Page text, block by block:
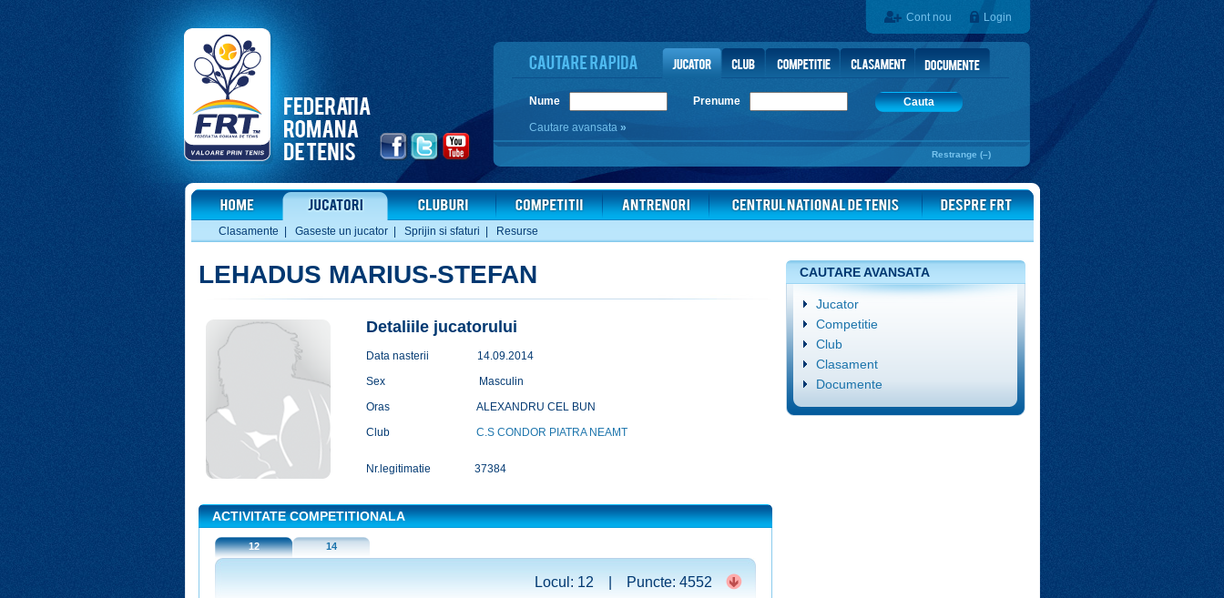
Cont nou Login
Nume Prenume
Cauta
Cautare avansata »
Restrange (–)
Clasamente Gaseste un jucator| Sprijin si sfaturi Resurse
LEHADUS MARIUS-STEFAN
Detaliile jucatorului
Data nasterii
14.09.2014
Sex
Masculin
Oras
ALEXANDRU CEL BUN
Club
C.S CONDOR PIATRA NEAMT
Nr.legitimatie 37384
ACTIVITATE COMPETITIONALA
12 14
Locul: 12 | Puncte: 4552
CAUTARE AVANSATA
Jucator
Competitie
Club
Clasament
Documente